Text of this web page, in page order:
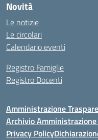
Novità
Le notizie
Le circolari
Calendario eventi
Registro Famiglie
Registro Docenti
Amministrazione
Archivio
Privacy Policy